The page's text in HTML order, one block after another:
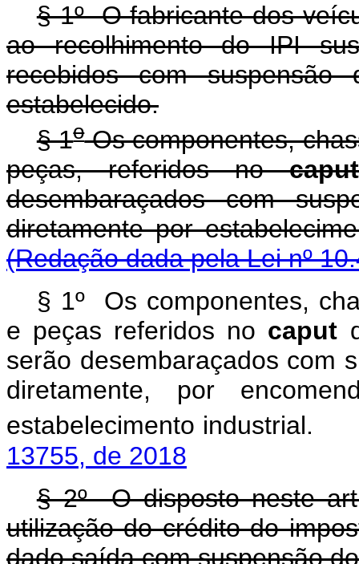
§ 1º O fabricante dos
ao recolhimento do IPI
recebidos com
estabelecido.
§ 1oOs componentes,
peças, referidos nocaput
desembaraçados com
diretamente por
(Redação dada pela Lei nº
§ 1º Os componentes,
e peças referidos no caput
serão desembaraçados com
diretamente, por
estabelecimento industrial.
13755, de 2018
§ 2º O disposto neste
utilização do crédito do
dado saída com suspensão